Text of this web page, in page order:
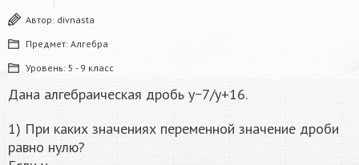
Автор: divnasta
Предмет: Алгебра
Уровень: 5 - 9 класс
Дана алгебраическая дробь y−7/y+16.
1) При каких значениях переменной значение дроби
равно нулю?